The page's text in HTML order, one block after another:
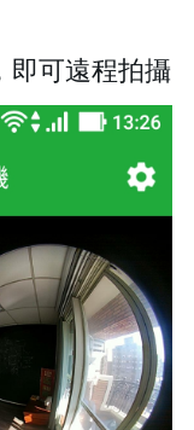
即可遠程拍攝